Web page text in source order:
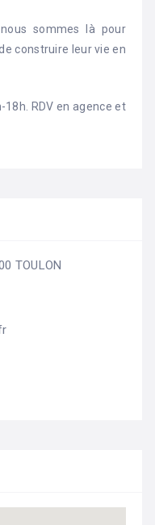
sommes là pour
construire leur vie en
18h. RDV en agence et
TOULON